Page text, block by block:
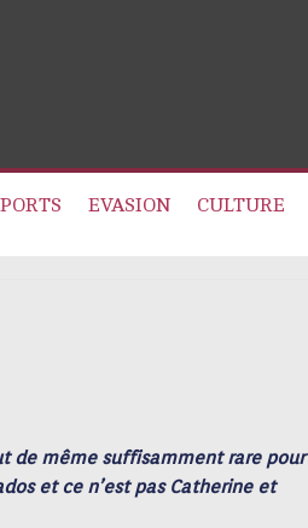
EVASION CULTURE
de même suffisamment rare pour
et ce n’est pas Catherine et